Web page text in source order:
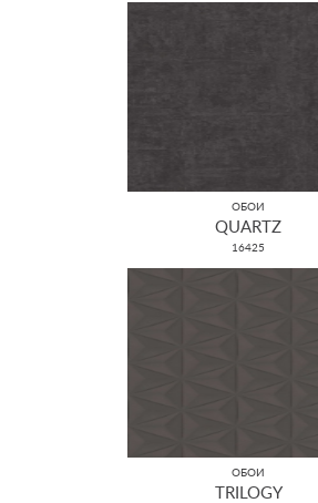
ОБОИ
QUARTZ
16425
ОБОИ
TRILOGY